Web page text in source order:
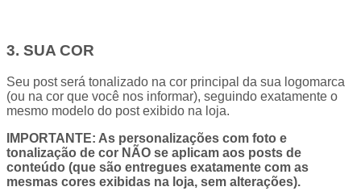
3. SUA COR
Seu post será tonalizado na cor principal da sua logomarca
(ou na cor que você nos informar), seguindo exatamente o
mesmo modelo do post exibido na loja.
IMPORTANTE: As personalizações com foto e
tonalização de cor NÃO se aplicam aos posts de
conteúdo (que são entregues exatamente com as
mesmas cores exibidas na loja, sem alterações).